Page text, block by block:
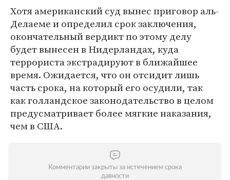
Хотя американский суд вынес приговор аль-
Делаеме и определил срок заключения,
окончательный вердикт по этому делу
будет вынесен в Нидерландах, куда
террориста экстрадируют в ближайшее
время. Ожидается, что он отсидит лишь
часть срока, на который его осудили, так
как голландское законодательство в целом
предусматривает более мягкие наказания,
чем в США.
Комментарии закрыты за истечением срока
давности